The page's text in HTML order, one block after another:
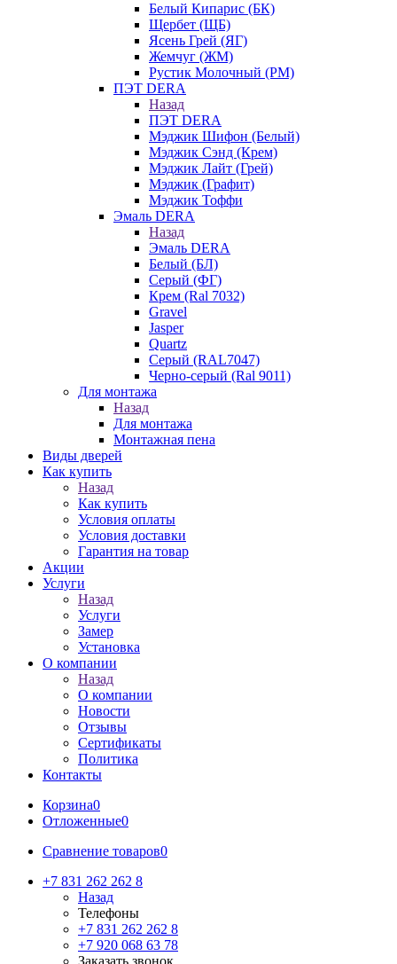
Белый Кипарис (БК)
Щербет (ЩБ)
Ясень Грей (ЯГ)
Жемчуг (ЖМ)
Рустик Молочный (РМ)
ПЭТ DERA
Назад
ПЭТ DERA
Мэджик Шифон (Белый)
Мэджик Сэнд (Крем)
Мэджик Лайт (Грей)
Мэджик (Графит)
Мэджик Тоффи
Эмаль DERA
Назад
Эмаль DERA
Белый (БЛ)
Серый (ФГ)
Крем (Ral 7032)
Gravel
Jasper
Quartz
Серый (RAL7047)
Черно-серый (Ral 9011)
Для монтажа
Назад
Для монтажа
Монтажная пена
Виды дверей
Как купить
Назад
Как купить
Условия оплаты
Условия доставки
Гарантия на товар
Акции
Услуги
Назад
Услуги
Замер
Установка
О компании
Назад
О компании
Новости
Отзывы
Сертификаты
Политика
Контакты
Корзина0
Отложенные0
Сравнение товаров0
+7 831 262 262 8
Назад
Телефоны
+7 831 262 262 8
+7 920 068 63 78
Заказать звонок